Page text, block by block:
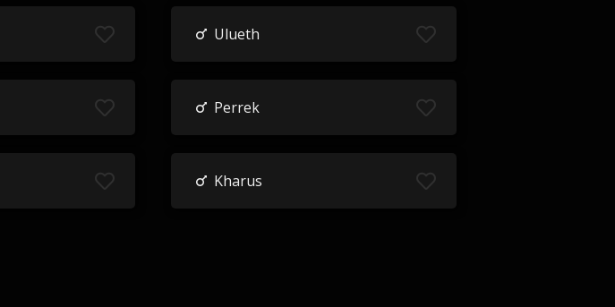
Ulueth
Perrek
Kharus